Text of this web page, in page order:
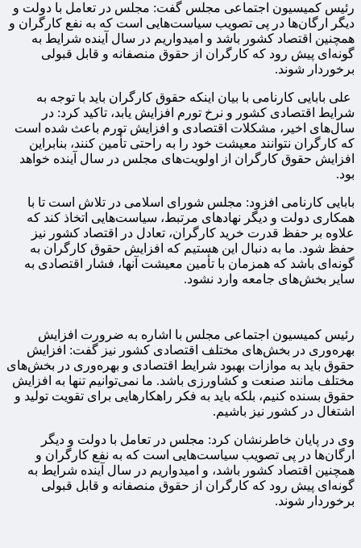
رئیس کمیسیون اجتماعی مجلس گفت: مجلس در تعامل با دولت و
دیگر ارگان‌ها در پی تصویب سیاست‌هایی است که به نفع کارگران و
همچنین اقتصاد کشور باشد و امیدواریم در سال آینده شرایط به
گونه‌ای پیش رود که کارگران از حقوق منصفانه و قابل قبولی
برخوردار شوند.
علی بابایی کارنامی با بیان اینکه حقوق کارگران باید با توجه به
شرایط اقتصادی کشور و نرخ تورم افزایش یابد، تاکید کرد: در
سال‌های اخیر، مشکلات اقتصادی و افزایش تورم باعث شده است
که کارگران نتوانند معیشت خود را به راحتی تأمین کنند، بنابراین
افزایش حقوق کارگران از اولویت‌های مجلس در سال آینده خواهد
بود.
بابایی کارنامی افزود: مجلس شورای اسلامی در تلاش است تا با
همکاری دولت و دیگر نهادهای مرتبط، سیاست‌هایی اتخاذ کند که
علاوه بر حفظ قدرت خرید کارگران، تعادل در اقتصاد کشور نیز
حفظ شود. ما به دنبال این هستیم که افزایش حقوق کارگران به
گونه‌ای باشد که همزمان با تأمین معیشت آنها، فشار اقتصادی به
سایر بخش‌های جامعه وارد نشود.
رئیس کمیسیون اجتماعی مجلس با اشاره به ضرورت افزایش
بهره‌وری در بخش‌های مختلف اقتصادی کشور نیز گفت: افزایش
حقوق باید به موازات بهبود شرایط اقتصادی و بهره‌وری در بخش‌های
مختلف مانند صنعت و کشاورزی باشد. ما نمی‌توانیم تنها به افزایش
حقوق بسنده کنیم، بلکه باید به فکر راهکارهایی برای تقویت تولید و
اشتغال در کشور نیز باشیم.
وی در پایان خاطرنشان کرد: مجلس در تعامل با دولت و دیگر
ارگان‌ها در پی تصویب سیاست‌هایی است که به نفع کارگران و
همچنین اقتصاد کشور باشد، و امیدواریم در سال آینده شرایط به
گونه‌ای پیش رود که کارگران از حقوق منصفانه و قابل قبولی
برخوردار شوند.